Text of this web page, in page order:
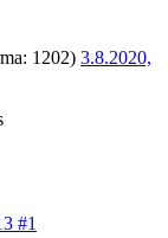
1202) 3.8.2020,
#1